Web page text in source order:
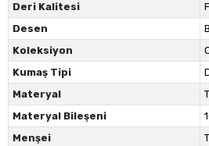
Deri Kalitesi
Desen
Koleksiyon
Kumaş Tipi
Materyal
Materyal Bileşeni
Menşei